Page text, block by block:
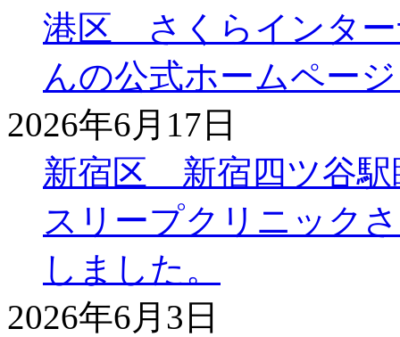
港区 さくらインター
んの公式ホームペー
2026年6月17日
新宿区 新宿四ツ谷駅
スリープクリニック
しました。
2026年6月3日